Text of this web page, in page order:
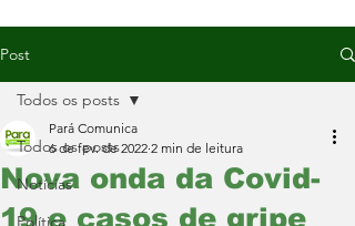
Post
Todos os posts
Notícias
Política
Todos os posts
Nova onda da Covid-
19 e casos de gripe
Pará Comunica
6 de fev. de 2022 2 min de leitura